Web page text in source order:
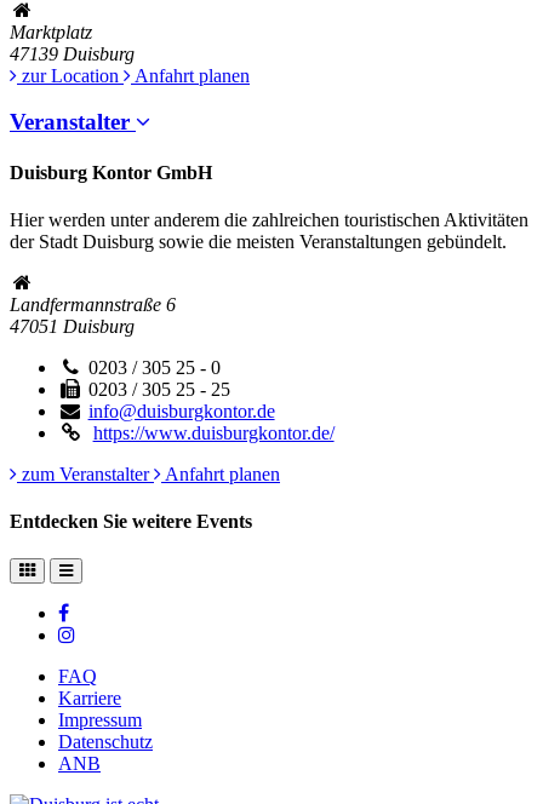
Marktplatz
47139 Duisburg
zur Location
Anfahrt planen
Veranstalter
Duisburg Kontor GmbH
Hier werden unter anderem die zahlreichen touristischen Aktivitäten
der Stadt Duisburg sowie die meisten Veranstaltungen gebündelt.
Landfermannstraße 6
47051 Duisburg
0203 / 305 25 - 0
0203 / 305 25 - 25
info@duisburgkontor.de
https://www.duisburgkontor.de/
zum Veranstalter
Anfahrt planen
Entdecken Sie weitere Events
FAQ
Karriere
Impressum
Datenschutz
ANB